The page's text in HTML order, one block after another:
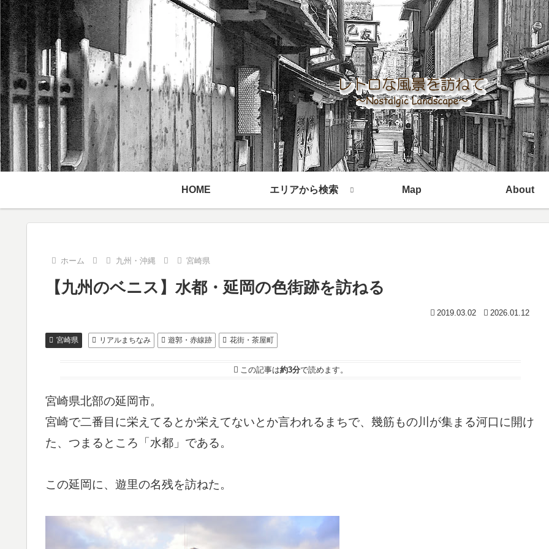
HOME エリアから検索 Map About
ホーム 九州・沖縄 宮崎県
【九州のベニス】水都・延岡の色街跡を訪ねる
2019.03.02 2026.01.12
宮崎県 リアルまちなみ 遊郭・赤線跡 花街・茶屋町
この記事は約3分で読めます。
宮崎県北部の延岡市。
宮崎で二番目に栄えてるとか栄えてないとか言われるまちで、幾筋もの川が集まる河口に開け
た、つまるところ「水都」である。
この延岡に、遊里の名残を訪ねた。